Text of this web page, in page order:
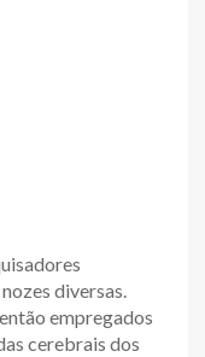
diversas.
empregados
cerebrais dos